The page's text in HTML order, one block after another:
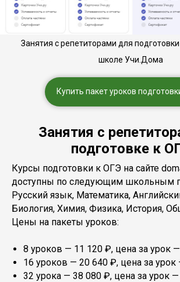
Занятия с репетиторами для
школе Учи.Дома
Купить пакет уроков
Занятия с
подготовке к
Курсы подготовки к ОГЭ на сайте
доступны по следующим школьным
Русский язык, Математика,
Биология, Химия, Физика, История,
Цены на пакеты уроков:
8 уроков — 11 120 ₽, цена за урок
16 уроков — 20 640 ₽, цена за урок
32 урока — 38 080 ₽, цена за урок